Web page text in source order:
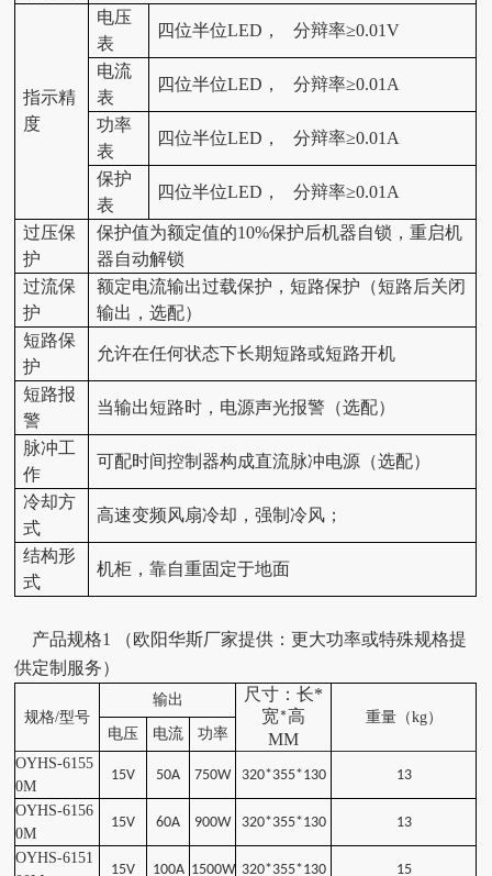
指示精
度
电压
表
四位半位LED， 分辩率≥0.01V
电流
表
四位半位LED， 分辩率≥0.01A
功率
表
四位半位LED， 分辩率≥0.01A
保护
表
四位半位LED， 分辩率≥0.01A
过压保
护
保护值为额定值的10%保护后机器自锁，重启机
器自动解锁
过流保
护
额定电流输出过载保护，短路保护（短路后关闭
输出，选配）
短路保
护
允许在任何状态下长期短路或短路开机
短路报
警
当输出短路时，电源声光报警（选配）
脉冲工
作
可配时间控制器构成直流脉冲电源（选配）
冷却方
式
高速变频风扇冷却，强制冷风；
结构形
式
机柜，靠自重固定于地面
产品规格1 （欧阳华斯厂家提供：更大功率或特殊规格提
供定制服务）
规格/型号
输出 尺寸：长*
宽*高
MM
重量（kg）
电压
电流
功率
OYHS-6155
0M
15V 50A 750W 320*355*130 13
OYHS-6156
0M
15V 60A 900W 320*355*130 13
OYHS-6151
15V 100A 1500W 320*355*130 15